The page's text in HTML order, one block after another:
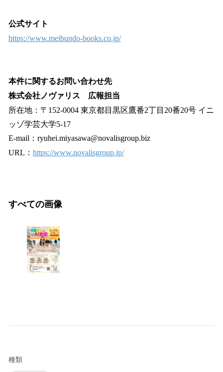
公式サイト
https://www.meibundo-books.co.jp/
本件に関するお問い合わせ先
株式会社ノヴァリス 広報担当
所在地：〒152-0004 東京都目黒区鷹番2丁目20番20号 イニ
ッゾ学芸大学5-17
E-mail：ryuhei.miyasawa@novalisgroup.biz
URL： https://www.novalisgroup.jp/
すべての画像
種類